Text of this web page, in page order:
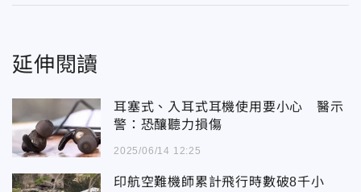
延伸閱讀
耳塞式、入耳式耳機使用要小心 醫示
警：恐釀聽力損傷
2025/06/14 12:25
印航空難機師累計飛行時數破8千小